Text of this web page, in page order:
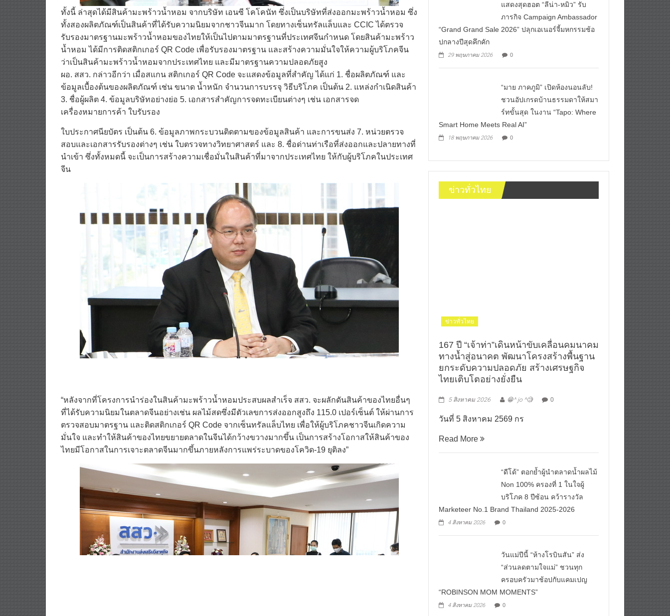
ทั้งนี้ ล่าสุดได้มีสินค้ามะพร้าวน้ำหอม จากบริษัท เอนซี โคโคนัท ซึ่งเป็นบริษัทที่ส่งออกมะพร้าวน้ำหอม ซึ่ง
ทั้งสองผลิตภัณฑ์เป็นสินค้าที่ได้รับความนิยมจากชาวจีนมาก โดยทางเซ็นทรัลแล็บและ CCIC ได้ตรวจ
รับรองมาตรฐานมะพร้าวน้ำหอมของไทยให้เป็นไปตามมาตรฐานที่ประเทศจีนกำหนด โดยสินค้ามะพร้าว
น้ำหอม ได้มีการติดสติกเกอร์ QR Code เพื่อรับรองมาตรฐาน และสร้างความมั่นใจให้ความผู้บริโภคจีน
ว่าเป็นสินค้ามะพร้าวน้ำหอมจากประเทศไทย และมีมาตรฐานความปลอดภัยสูง
ผอ. สสว. กล่าวอีกว่า เมื่อสแกน สติกเกอร์ QR Code จะแสดงข้อมูลที่สำคัญ ได้แก่ 1. ชื่อผลิตภัณฑ์ และ
ข้อมูลเบื้องต้นของผลิตภัณฑ์ เช่น ขนาด น้ำหนัก จำนวนการบรรจุ วิธีบริโภค เป็นต้น 2. แหล่งกำเนิดสินค้า
3. ชื่อผู้ผลิต 4. ข้อมูลบริษัทอย่างย่อ 5. เอกสารสำคัญการจดทะเบียนต่างๆ เช่น เอกสารจด
เครื่องหมายการค้า ใบรับรอง
ใบประกาศนียบัตร เป็นต้น 6. ข้อมูลภาพกระบวนติดตามของข้อมูลสินค้า และการขนส่ง 7. หน่วยตรวจ
สอบและเอกสารรับรองต่างๆ เช่น ใบตรวจทางวิทยาศาสตร์ และ 8. ชื่อด่านท่าเรือที่ส่งออกและปลายทางที่
นำเข้า ซึ่งทั้งหมดนี้ จะเป็นการสร้างความเชื่อมั่นในสินค้าที่มาจากประเทศไทย ให้กับผู้บริโภคในประเทศ
จีน
“หลังจากที่โครงการนำร่องในสินค้ามะพร้าวน้ำหอมประสบผลสำเร็จ สสว. จะผลักดันสินค้าของไทยอื่นๆ
ที่ได้รับความนิยมในตลาดจีนอย่างเช่น ผลไม้สดซึ่งมีตัวเลขการส่งออกสูงถึง 115.0 เปอร์เซ็นต์ ให้ผ่านการ
ตรวจสอบมาตรฐาน และติดสติกเกอร์ QR Code จากเซ็นทรัลแล็บไทย เพื่อให้ผู้บริโภคชาวจีนเกิดความ
มั่นใจ และทำให้สินค้าของไทยขยายตลาดในจีนได้กว้างขวางมากขึ้น เป็นการสร้างโอกาสให้สินค้าของ
ไทยมีโอกาสในการเจาะตลาดจีนมากขึ้นภายหลังการแพร่ระบาดของโควิด-19 ยุติลง”
แสดงสุดฮอต “ลีน่า-หมิว” รับ
ภารกิจ Campaign Ambassador
“Grand Grand Sale 2026” ปลุกเอเนอร์จี้มหกรรมช้อ
ปกลางปีสุดคึกคัก
29 พฤษภาคม 2026 0
“มาย ภาคภูมิ” เปิดห้องนอนลับ!
ชวนอัปเกรดบ้านธรรมดาให้สมา
ร์ทขั้นสุด ในงาน “Tapo: Where
Smart Home Meets Real AI”
18 พฤษภาคม 2026 0
ข่าวทั่วไทย
ข่าวทั่วไทย
167 ปี “เจ้าท่า”เดินหน้าขับเคลื่อนคมนาคม
ทางน้ำสู่อนาคต พัฒนาโครงสร้างพื้นฐาน
ยกระดับความปลอดภัย สร้างเศรษฐกิจ
ไทยเติบโตอย่างยั่งยืน
5 สิงหาคม 2026 😁^ jo ^🧐 0
วันที่ 5 สิงหาคม 2569 กร
Read More
“ดีโด้” ตอกย้ำผู้นำตลาดน้ำผลไม้
Non 100% ครองที่ 1 ในใจผู้
บริโภค 8 ปีซ้อน คว้ารางวัล
Marketeer No.1 Brand Thailand 2025-2026
4 สิงหาคม 2026 0
วันแม่ปีนี้ “ห้างโรบินสัน” ส่ง
“ส่วนลดตามใจแม่” ชวนทุก
ครอบครัวมาช้อปกับแคมเปญ
“ROBINSON MOM MOMENTS”
4 สิงหาคม 2026 0